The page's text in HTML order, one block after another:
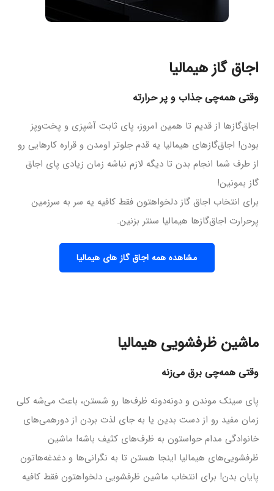
اجاق گاز هیمالیا
وقتی همه‌چی جذاب و پر حرارته
اجاق‌گازها از قدیم تا همین امروز، پای ثابت آشپزی و پخت‌وپز
بودن! اجاق‌گازهای هیمالیا یه قدم جلوتر اومدن و قراره کارهایی رو
از طرف شما انجام بدن تا دیگه لازم نباشه زمان زیادی پای اجاق
گاز بمونین!
برای انتخاب اجاق گاز دلخواهتون فقط کافیه یه سر به سرزمین
پرحرارت اجاق‌گازها هیمالیا سنتر بزنین.
مشاهده همه اجاق گاز های هیمالیا
ماشین ظرفشویی هیمالیا
وقتی همه‌چی برق می‌زنه
پای سینک موندن و دونه‌دونه ظرف‌ها رو شستن، باعث می‌شه کلی
زمان مفید رو از دست بدین یا به جای لذت بردن از دورهمی‌های
خانوادگی مدام حواستون به ظرف‌های کثیف باشه! ماشین
ظرفشویی‌های هیمالیا اینجا هستن تا به نگرانی‌ها و دغدغه‌هاتون
پایان بدن! برای انتخاب ماشین ظرفشویی دلخواهتون فقط کافیه